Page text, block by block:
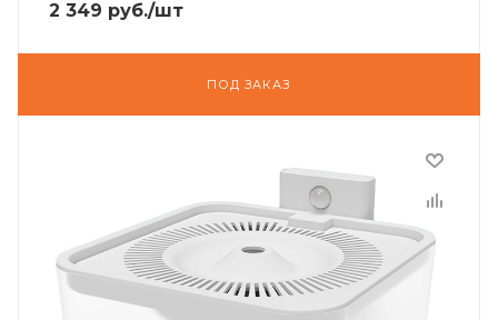
2 349 руб./шт
ПОД ЗАКАЗ